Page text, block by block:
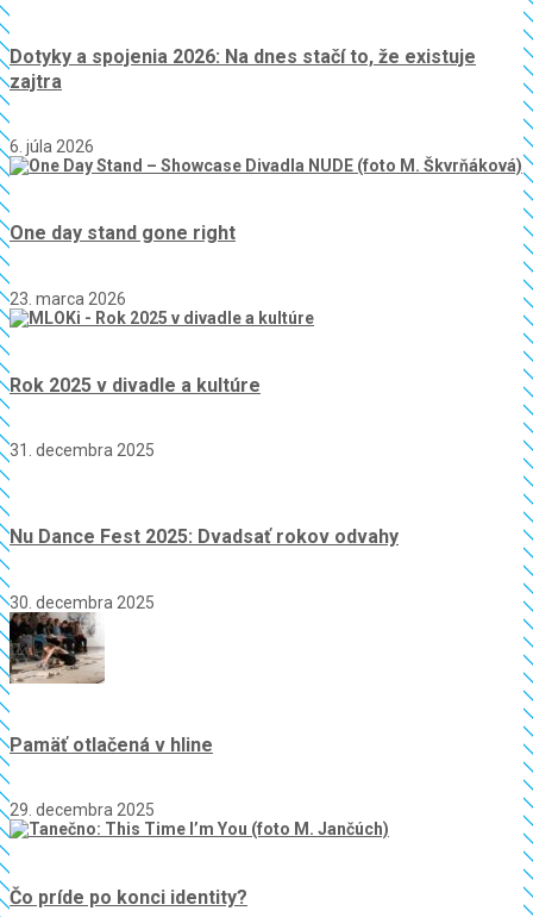
Dotyky a spojenia 2026: Na dnes stačí to, že existuje
zajtra
6. júla 2026
One day stand gone right
23. marca 2026
Rok 2025 v divadle a kultúre
31. decembra 2025
Nu Dance Fest 2025: Dvadsať rokov odvahy
30. decembra 2025
Pamäť otlačená v hline
29. decembra 2025
Čo príde po konci identity?